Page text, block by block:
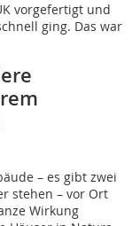
vorgefertigt und
ging. Das war
– es gibt zwei
stehen – vor Ort
Wirkung